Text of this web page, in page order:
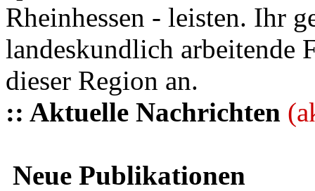
Rheinhessen - leisten. Ihr
landeskundlich arbeitende
dieser Region an.
:: Aktuelle Nachrichten
Neue Publikationen